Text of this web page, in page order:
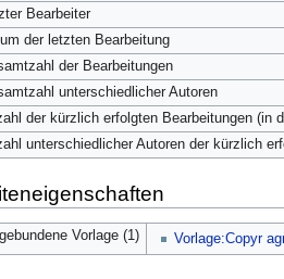
Bearbeiter
der letzten Bearbeitung
der Bearbeitungen
unterschiedlicher Autoren
der kürzlich erfolgten Bearbeitungen (in
unterschiedlicher Autoren der kürzlich
Vorlage (1) Vorlage:Copyr